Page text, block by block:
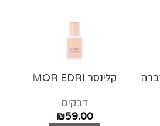
קלינסר MOR EDRI
דבקים
₪59.00